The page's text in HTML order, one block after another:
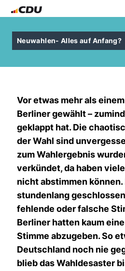
Neuwahlen- Alles auf Anfang?
Vor etwas mehr als
Berliner gewählt –
geklappt hat. Die
der Wahl sind
zum Wahlergebnis
verkündet, da haben
nicht abstimmen können.
stundenlang
fehlende oder falsche
Berliner hatten kaum
Stimme abzugeben. So
Deutschland noch nie
blieb das Wahldesaster